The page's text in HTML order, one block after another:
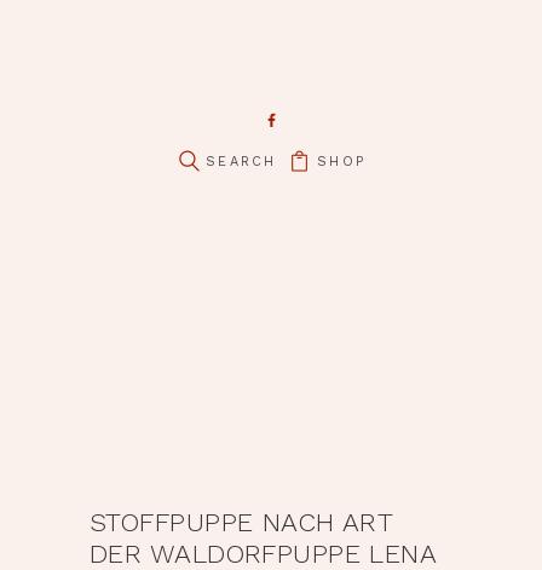
SHOP
STOFFPUPPE NACH ART
DER WALDORFPUPPE LENA